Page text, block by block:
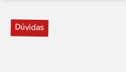
Dúvidas